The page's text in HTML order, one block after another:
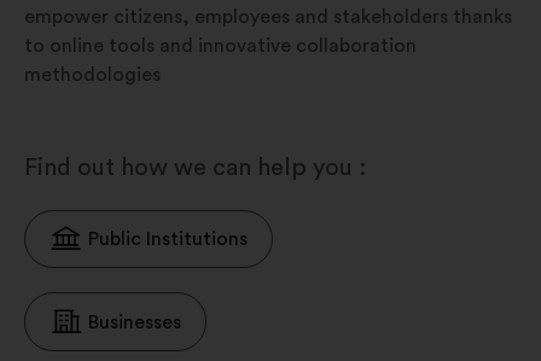
empower citizens, employees and stakeholders thanks
to online tools and innovative collaboration
methodologies
Find out how we can help you :
Public Institutions
Businesses